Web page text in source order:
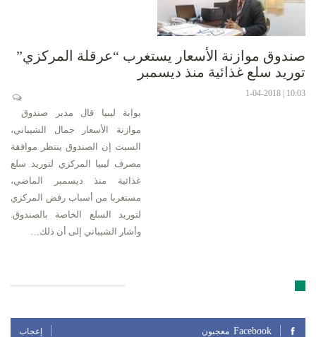
صندوق موازنة الأسعار يستغرب “عرقلة المركزي”
توريد سلع غذائية منذ ديسمبر
10:03 | 1-04-2018
بوابة ليبيا قال مدير صندوق
موازنة الأسعار جمال الشيباني،
السبت إن الصندوق ينتظر موافقة
مصرف ليبيا المركزي لتوريد سلع
غذائية منذ ديسمبر الماضي،
مستغربا من أسباب رفض المركزي
لتوريد السلع الخاصة بالصندوق.
وأشار الشيباني إلى أن ذلك…
Facebook معجبون إعجاب